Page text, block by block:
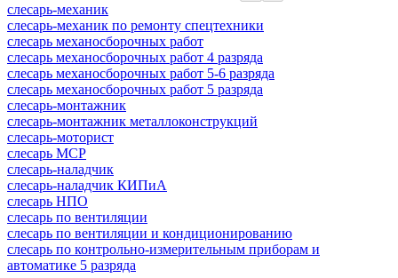
слесарь-механик
слесарь-механик по ремонту спецтехники
слесарь механосборочных работ
слесарь механосборочных работ 4 разряда
слесарь механосборочных работ 5-6 разряда
слесарь механосборочных работ 5 разряда
слесарь-монтажник
слесарь-монтажник металлоконструкций
слесарь-моторист
слесарь МСР
слесарь-наладчик
слесарь-наладчик КИПиА
слесарь НПО
слесарь по вентиляции
слесарь по вентиляции и кондиционированию
слесарь по контрольно-измерительным приборам и
автоматике 5 разряда